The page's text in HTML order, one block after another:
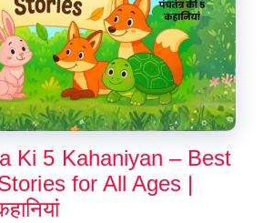
Ki 5 Kahaniyan – Best
for All Ages |